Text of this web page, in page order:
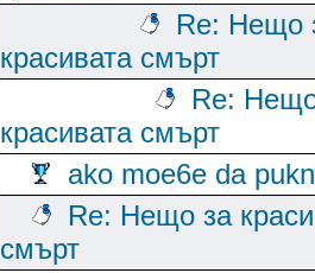
Re: Нещо
красивата смърт
Re:
красивата смърт
ako moe6e da
Re: Нещо за
смърт